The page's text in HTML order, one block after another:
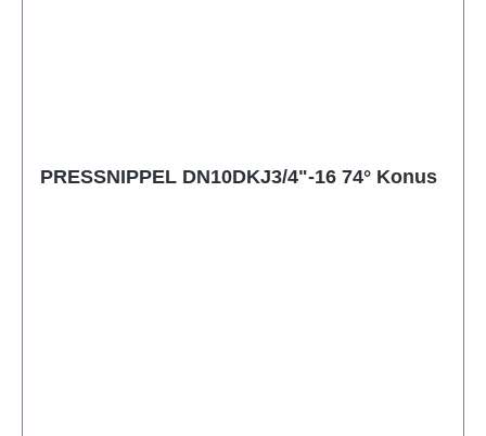
PRESSNIPPEL DN10DKJ3/4"-16 74° Konus